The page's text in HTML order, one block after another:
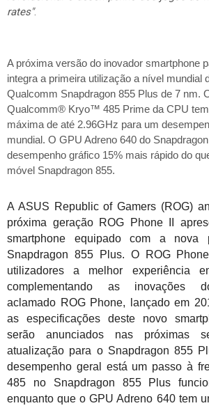
rates".
A próxima versão do inovador smartphone
integra a primeira utilização a nível mundial
Qualcomm Snapdragon 855 Plus de 7 nm.
Qualcomm® Kryo™ 485 Prime da CPU
máxima de até 2.96GHz para um
mundial. O GPU Adreno 640 do
desempenho gráfico 15% mais rápido do
móvel Snapdragon 855.
A ASUS Republic of Gamers (ROG)
próxima geração ROG Phone II
smartphone equipado com a nova
Snapdragon 855 Plus. O ROG
utilizadores a melhor experiência
complementando as inovações
aclamado ROG Phone, lançado em
as especificações deste novo
serão anunciados nas próximas
atualização para o Snapdragon 855
desempenho geral está um passo à
485 no Snapdragon 855 Plus
enquanto que o GPU Adreno 640 tem